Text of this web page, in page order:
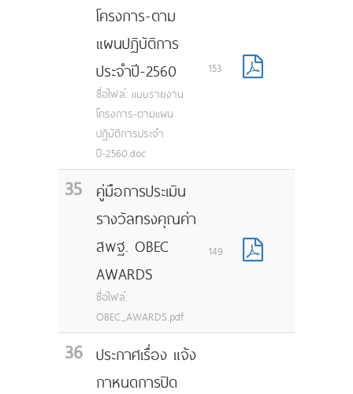
โครงการ-ตาม
แผนปฏิบัติการ
ประจำปี-2560
ชื่อไฟล์: แบบรายงาน
โครงการ-ตามแผน
ปฏิบัติการประจำ
ปี-2560.doc
153
35
คู่มือการประเมิน
รางวัลทรงคุณค่า
สพฐ. OBEC
AWARDS
ชื่อไฟล์:
OBEC_AWARDS.pdf
149
36 ประกาศเรื่อง แจ้ง
กาหนดการปิด